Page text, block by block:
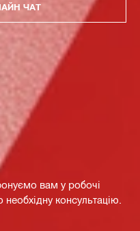
ЧАТ
вам у робочі
консультацію.